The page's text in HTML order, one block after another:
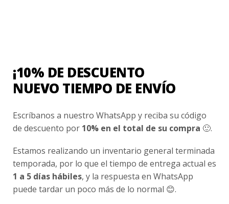
Nombre
Correo electrónico*
¡10% DE DESCUENTO
NUEVO TIEMPO DE ENVÍO
Escríbanos a nuestro WhatsApp y reciba su código
de descuento por 10% en el total de su compra 🙂.
Estamos realizando un inventario general terminada
temporada, por lo que el tiempo de entrega actual es
1 a 5 días hábiles, y la respuesta en WhatsApp
puede tardar un poco más de lo normal 😊.